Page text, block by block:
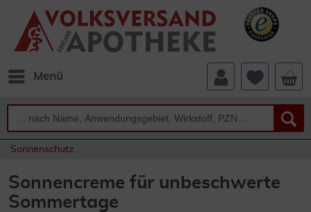
Menü
Sonnenschutz
Sonnencreme für unbeschwerte
Sommertage